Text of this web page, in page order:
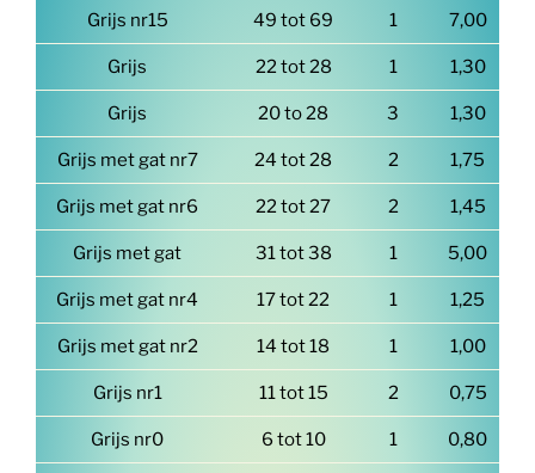
Grijs nr15 49 tot 69 1 7,00
Grijs 22 tot 28 1 1,30
Grijs 20 to 28 3 1,30
Grijs met gat nr7 24 tot 28 2 1,75
Grijs met gat nr6 22 tot 27 2 1,45
Grijs met gat 31 tot 38 1 5,00
Grijs met gat nr4 17 tot 22 1 1,25
Grijs met gat nr2 14 tot 18 1 1,00
Grijs nr1 11 tot 15 2 0,75
Grijs nr0 6 tot 10 1 0,80